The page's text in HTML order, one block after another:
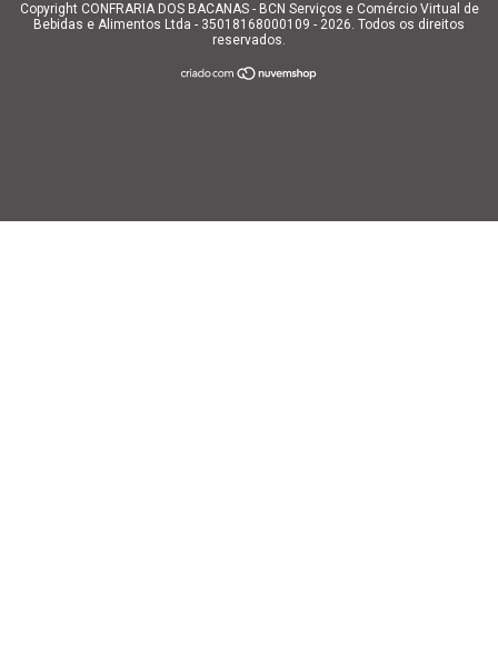
Copyright CONFRARIA DOS BACANAS - BCN Serviços e Comércio Virtual de
Bebidas e Alimentos Ltda - 35018168000109 - 2026. Todos os direitos
reservados.